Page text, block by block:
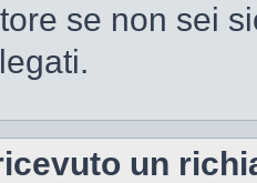
se non sei
un